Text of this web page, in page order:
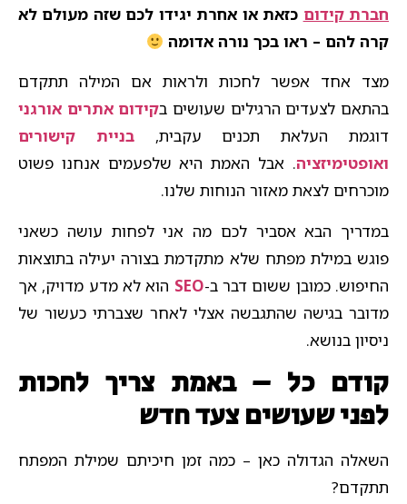
חברת קידום כזאת או אחרת יגידו לכם שזה מעולם לא
קרה להם – ראו בכך נורה אדומה
מצד אחד אפשר לחכות ולראות אם המילה תתקדם
בהתאם לצעדים הרגילים שעושים בקידום אתרים אורגני
דוגמת העלאת תכנים עקבית,בניית קישורים
ואופטימיזציה. אבל האמת היא שלפעמים אנחנו פשוט
מוכרחים לצאת מאזור הנוחות שלנו.
במדריך הבא אסביר לכם מה אני לפחות עושה כשאני
פוגש במילת מפתח שלא מתקדמת בצורה יעילה בתוצאות
החיפוש. כמובן ששום דבר ב-SEO הוא לא מדע מדויק, אך
מדובר בגישה שהתגבשה אצלי לאחר שצברתי כעשור של
ניסיון בנושא.
קודם כל – באמת צריך לחכות
לפני שעושים צעד חדש
השאלה הגדולה כאן – כמה זמן חיכיתם שמילת המפתח
תתקדם?